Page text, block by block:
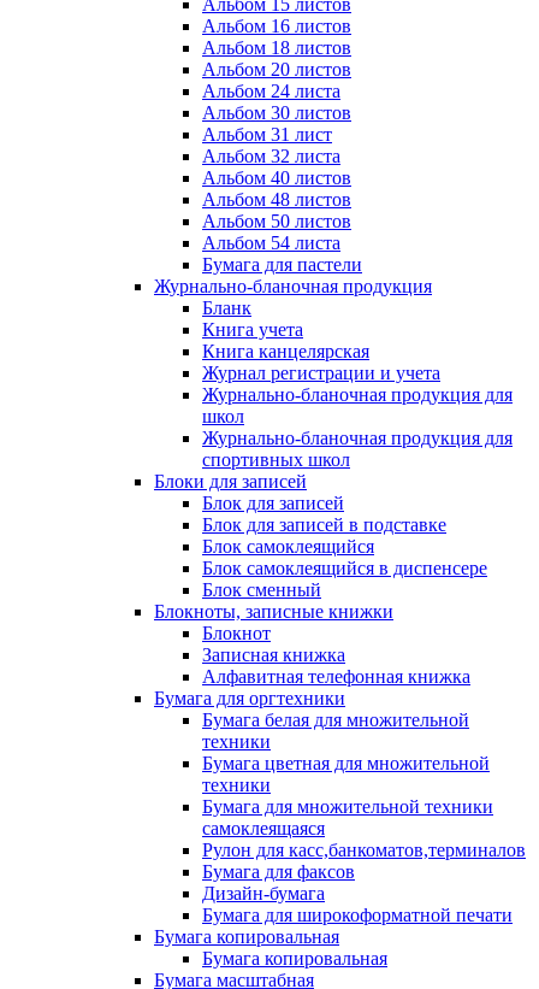
Альбом 15 листов
Альбом 16 листов
Альбом 18 листов
Альбом 20 листов
Альбом 24 листа
Альбом 30 листов
Альбом 31 лист
Альбом 32 листа
Альбом 40 листов
Альбом 48 листов
Альбом 50 листов
Альбом 54 листа
Бумага для пастели
Журнально-бланочная продукция
Бланк
Книга учета
Книга канцелярская
Журнал регистрации и учета
Журнально-бланочная продукция для
школ
Журнально-бланочная продукция для
спортивных школ
Блоки для записей
Блок для записей
Блок для записей в подставке
Блок самоклеящийся
Блок самоклеящийся в диспенсере
Блок сменный
Блокноты, записные книжки
Блокнот
Записная книжка
Алфавитная телефонная книжка
Бумага для оргтехники
Бумага белая для множительной
техники
Бумага цветная для множительной
техники
Бумага для множительной техники
самоклеящаяся
Рулон для касс,банкоматов,терминалов
Бумага для факсов
Дизайн-бумага
Бумага для широкоформатной печати
Бумага копировальная
Бумага копировальная
Бумага масштабная